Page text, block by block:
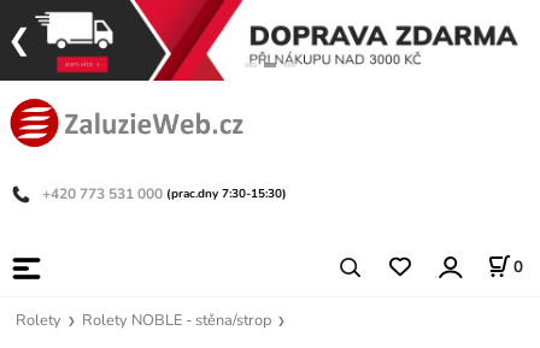
+420 773 531 000 (prac.dny 7:30-15:30)
0
Rolety Rolety NOBLE - stěna/strop